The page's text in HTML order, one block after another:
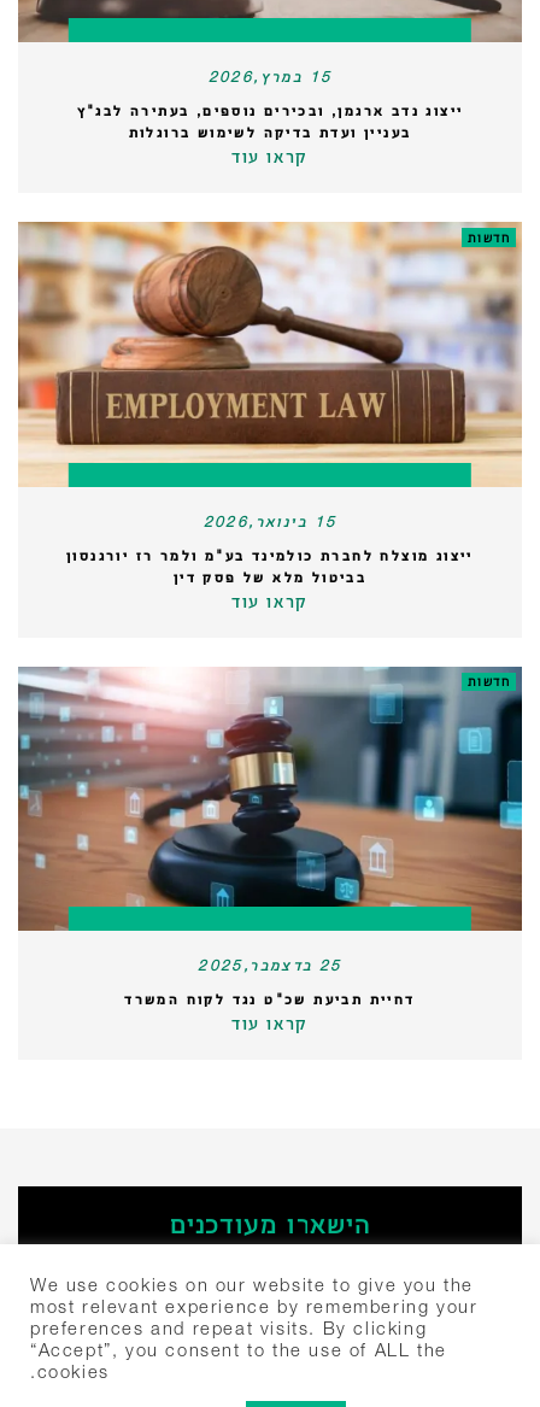
15 במרץ,2026
ייצוג נדב ארגמן, ובכירים נוספים, בעתירה לבג"ץ
בעניין ועדת בדיקה לשימוש ברוגלות
קראו עוד
חדשות
15 בינואר,2026
ייצוג מוצלח לחברת כולמינד בע"מ ולמר רז יורגנסון
בביטול מלא של פסק דין
קראו עוד
חדשות
25 בדצמבר,2025
דחיית תביעת שכ"ט נגד לקוח המשרד
קראו עוד
הישארו מעודכנים
חיפוש:
We use cookies on our website to give you the
most relevant experience by remembering your
preferences and repeat visits. By clicking
“Accept”, you consent to the use of ALL the
cookies.